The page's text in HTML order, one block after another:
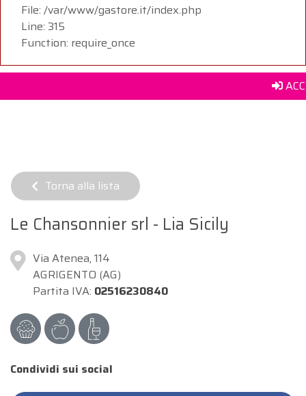
File: /var/www/gastore.it/index.php
Line: 315
Function: require_once
Torna alla lista
Le Chansonnier srl - Lia Sicily
Via Atenea, 114
AGRIGENTO (AG)
Partita IVA: 02516230840
Condividi sui social